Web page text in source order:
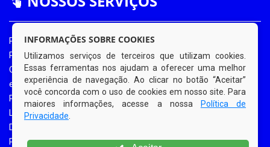
Portal da Transparência
Portal da Transparência COVID-19
Ouvidoria Eletrônica
e-SIC
Processos de Licitação
Licitações em Andamento
Diário Oficial
Portal do Contribuinte
INFORMAÇÕES SOBRE COOKIES
Utilizamos serviços de terceiros que utilizam cookies.
Essas ferramentas nos ajudam a oferecer uma melhor
experiência de navegação. Ao clicar no botão “Aceitar”
você concorda com o uso de cookies em nosso site. Para
maiores informações, acesse a nossa
Política de
Privacidade